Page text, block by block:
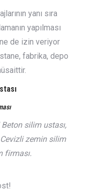
yanı sıra
yapılması
de izin veriyor
fabrika, depo
silim ustası,
zemin silim
firması.